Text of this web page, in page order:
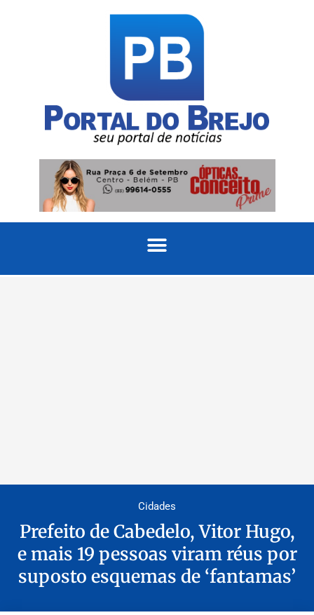
Cidades
Prefeito de Cabedelo, Vitor Hugo,
e mais 19 pessoas viram réus por
suposto esquemas de ‘fantamas’